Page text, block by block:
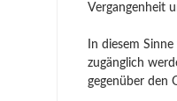
Vergangenheit
In diesem
zugänglich
gegenüber den